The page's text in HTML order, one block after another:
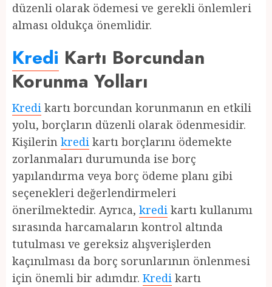
düzenli olarak ödemesi ve gerekli önlemleri
alması oldukça önemlidir.
Kredi Kartı Borcundan
Korunma Yolları
Kredi kartı borcundan korunmanın en etkili
yolu, borçların düzenli olarak ödenmesidir.
Kişilerin kredi kartı borçlarını ödemekte
zorlanmaları durumunda ise borç
yapılandırma veya borç ödeme planı gibi
seçenekleri değerlendirmeleri
önerilmektedir. Ayrıca, kredi kartı kullanımı
sırasında harcamaların kontrol altında
tutulması ve gereksiz alışverişlerden
kaçınılması da borç sorunlarının önlenmesi
için önemli bir adımdır. Kredi kartı